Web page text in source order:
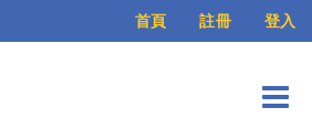
首頁 註冊 登入